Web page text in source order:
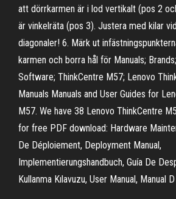
att dörrkarmen är i lod vertikalt (pos 2
är vinkelräta (pos 3). Justera med kilar
diagonaler! 6. Märk ut
karmen och borra hål för Manuals;
Software; ThinkCentre M57; Lenovo
Manuals Manuals and User Guides for
M57. We have 38 Lenovo ThinkCentre
for free PDF download: Hardware
De Déploiement, Deployment Manual,
Implementierungshandbuch, Guía De
Kullanma Kılavuzu, User Manual, Manual D